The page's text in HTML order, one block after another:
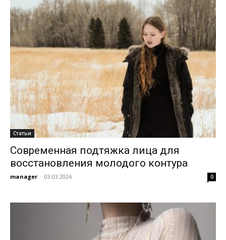
Статьи
Современная подтяжка лица для
восстановления молодого контура
manager - 03.03.2026 0